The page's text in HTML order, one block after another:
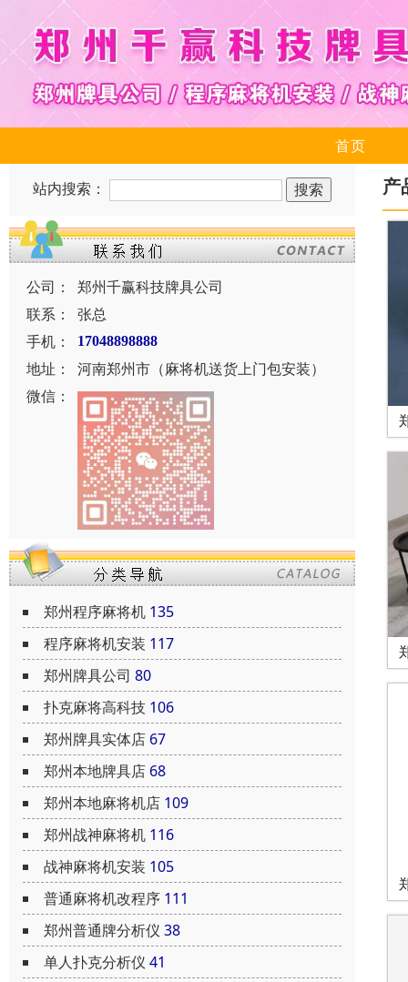
首页
站内搜索：
公司：
郑州千赢科技牌具公司
联系：
张总
手机：
17048898888
地址：
河南郑州市（麻将机送货上门包安装）
微信：
郑州程序麻将机 135
程序麻将机安装 117
郑州牌具公司 80
扑克麻将高科技 106
郑州牌具实体店 67
郑州本地牌具店 68
郑州本地麻将机店 109
郑州战神麻将机 116
战神麻将机安装 105
普通麻将机改程序 111
郑州普通牌分析仪 38
单人扑克分析仪 41
产